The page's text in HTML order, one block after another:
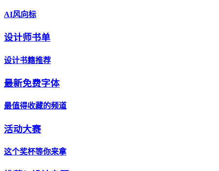
AI风向标
设计师书单
设计书籍推荐
最新免费字体
最值得收藏的频道
活动大赛
这个奖杯等你来拿